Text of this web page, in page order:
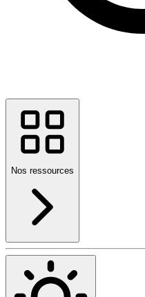
Nos ressources